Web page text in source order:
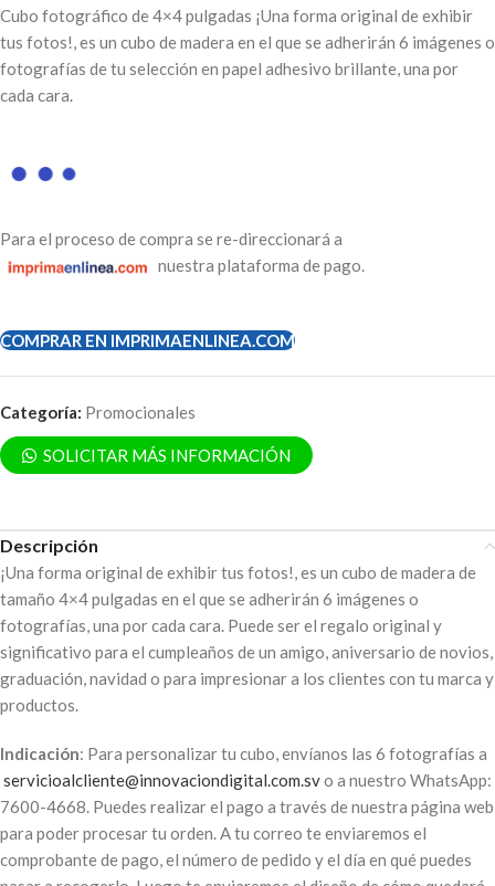
Cubo fotográfico de 4×4 pulgadas ¡Una forma original de exhibir
tus fotos!, es un cubo de madera en el que se adherirán 6 imágenes o
fotografías de tu selección en papel adhesivo brillante, una por
cada cara.
Para el proceso de compra se re-direccionará a
nuestra plataforma de pago.
COMPRAR EN IMPRIMAENLINEA.COM
Categoría: Promocionales
SOLICITAR MÁS INFORMACIÓN
Descripción
¡Una forma original de exhibir tus fotos!, es un cubo de madera de
tamaño 4×4 pulgadas en el que se adherirán 6 imágenes o
fotografías, una por cada cara. Puede ser el regalo original y
significativo para el cumpleaños de un amigo, aniversario de novios,
graduación, navidad o para impresionar a los clientes con tu marca y
productos.
Indicación: Para personalizar tu cubo, envíanos las 6 fotografías a
servicioalcliente@innovaciondigital.com.svo a nuestro WhatsApp:
7600-4668. Puedes realizar el pago a través de nuestra página web
para poder procesar tu orden. A tu correo te enviaremos el
comprobante de pago, el número de pedido y el día en qué puedes